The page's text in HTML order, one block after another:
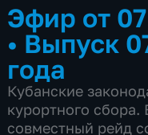
Эфир от
• Выпуск
года
Кубанские
курортного
совместный рейд